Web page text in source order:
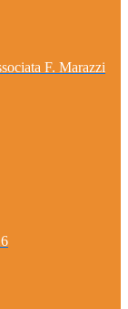
F. Marazzi